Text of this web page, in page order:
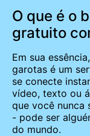
O que é o
gratuito
Em sua
garotas é um
se conecte
vídeo, texto ou
que você nunca
- pode ser
do mundo.